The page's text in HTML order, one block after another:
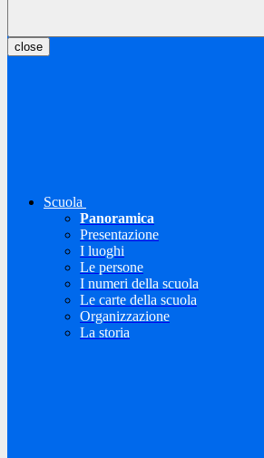
close
Scuola
Panoramica
Presentazione
I luoghi
Le persone
I numeri della scuola
Le carte della scuola
Organizzazione
La storia